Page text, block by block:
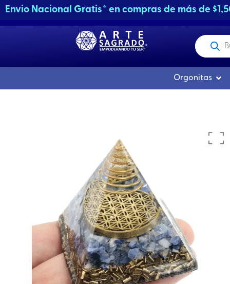
Envio Nacional Gratis* en compras de más de
buscados
Orgonitas